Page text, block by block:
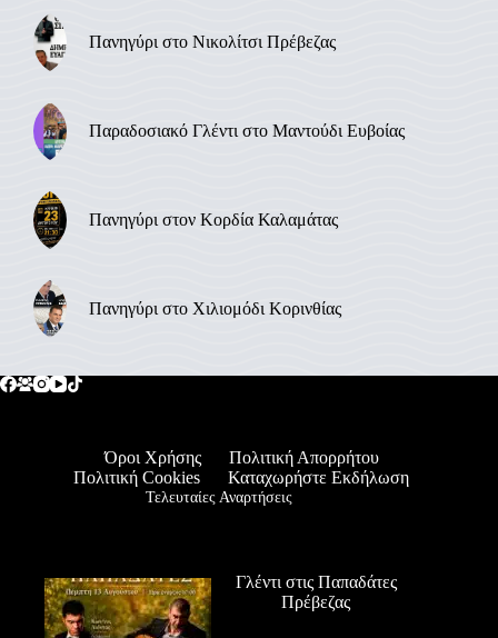
Πανηγύρι στο Νικολίτσι Πρέβεζας
Παραδοσιακό Γλέντι στο Μαντούδι Ευβοίας
Πανηγύρι στον Κορδία Καλαμάτας
Πανηγύρι στο Χιλιομόδι Κορινθίας
Όροι Χρήσης
Πολιτική Απορρήτου
Πολιτική Cookies
Καταχωρήστε Εκδήλωση
Τελευταίες Αναρτήσεις
Γλέντι στις Παπαδάτες
Πρέβεζας